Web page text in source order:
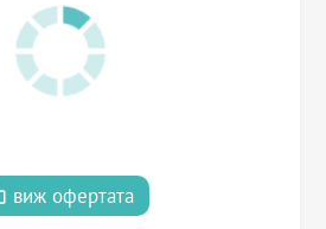
виж офертата